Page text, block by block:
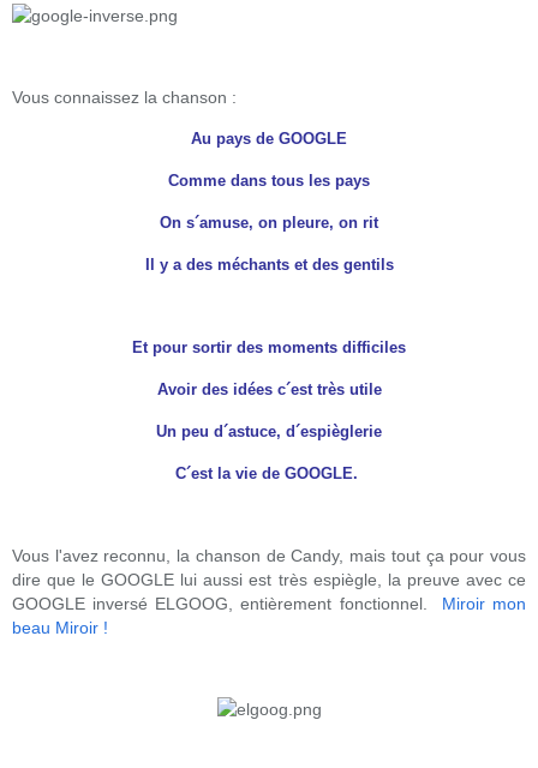
Vous connaissez la chanson :
Au pays de GOOGLE
Comme dans tous les pays
On s´amuse, on pleure, on rit
Il y a des méchants et des gentils
Et pour sortir des moments difficiles
Avoir des idées c´est très utile
Un peu d´astuce, d´espièglerie
C´est la vie de GOOGLE.
Vous l'avez reconnu, la chanson de Candy, mais tout ça pour vous
dire que le GOOGLE lui aussi est très espiègle, la preuve avec ce
GOOGLE inversé ELGOOG, entièrement fonctionnel. Miroir mon
beau Miroir !